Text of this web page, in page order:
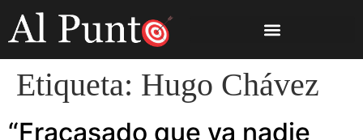
Etiqueta: Hugo Chávez
“Fracasado que ya nadie